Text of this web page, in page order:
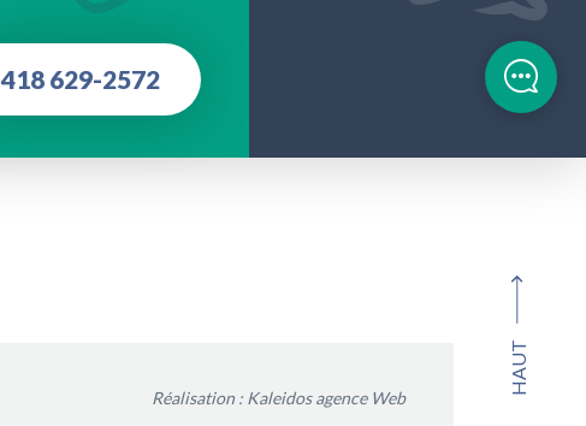
418 629-2572
Réalisation : Kaleidos agence Web
HAUT